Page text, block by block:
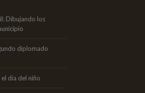
Dibujando los
diplomado
el dia del niño